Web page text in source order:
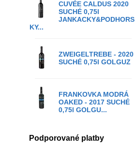
CUVÉE CALDUS 2020
SUCHÉ 0,75l
JANKACKY&PODHORS
KY...
ZWEIGELTREBE - 2020
SUCHÉ 0,75l GOLGUZ
FRANKOVKA MODRÁ
OAKED - 2017 SUCHÉ
0,75l GOLGU...
Podporované platby